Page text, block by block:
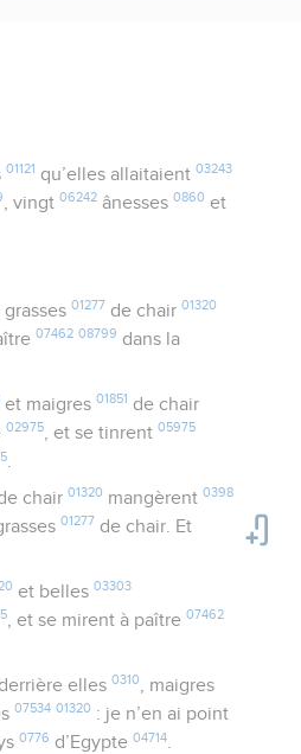
01121 qu’elles allaitaient 03243
, vingt06242 ânesses0860 et
01277 de chair 01320
07462 08799 dans la
et maigres 01851 de chair
02975, et se tinrent05975
.
chair 01320 mangèrent 0398
01277 de chair. Et
et belles 03303
, et se mirent à paître07462
elles 0310 , maigres
07534 01320 : je n’en ai point
0776 d’Egypte04714.